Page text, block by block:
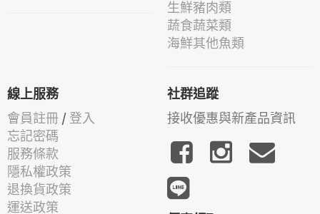
生鮮豬肉類
蔬食蔬菜類
海鮮其他魚類
線上服務
會員註冊 / 登入
忘記密碼
服務條款
隱私權政策
退換貨政策
運送政策
社群追蹤
接收優惠與新產品資訊